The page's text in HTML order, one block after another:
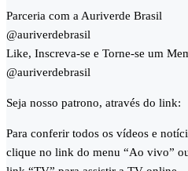
Parceria com a Auriverde Brasil
@auriverdebrasil
Like, Inscreva-se e Torne-se um
@auriverdebrasil
Seja nosso patrono, através do link:
Para conferir todos os vídeos e
clique no link do menu “Ao vivo”